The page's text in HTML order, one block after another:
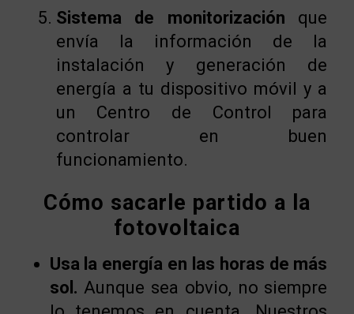
Sistema de monitorización que
envía la información de la
instalación y generación de
energía a tu dispositivo móvil y a
un Centro de Control para
controlar en buen
funcionamiento.
Cómo sacarle partido a la
fotovoltaica
Usa la energía en las horas de más
sol. Aunque sea obvio, no siempre